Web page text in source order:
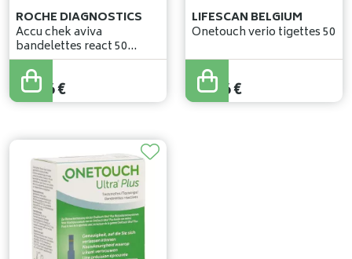
ROCHE DIAGNOSTICS
Accu chek aviva
bandelettes react 50
6453970054
25,76€
LIFESCAN BELGIUM
Onetouch verio tigettes 50
25,76€